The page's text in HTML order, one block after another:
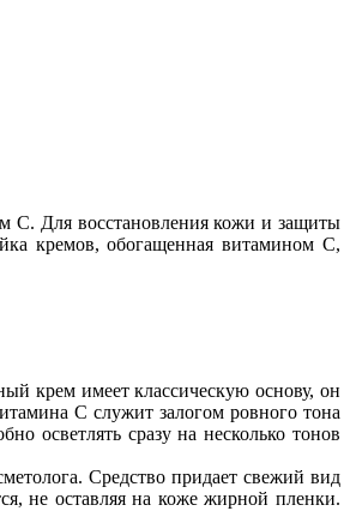
С. Для восстановления кожи и защиты
кремов, обогащенная витамином С,
крем имеет классическую основу, он
С служит залогом ровного тона
осветлять сразу на несколько тонов
Средство придает свежий вид
не оставляя на коже жирной пленки.